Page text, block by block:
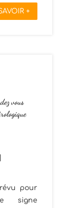
+
vous
pour
signe